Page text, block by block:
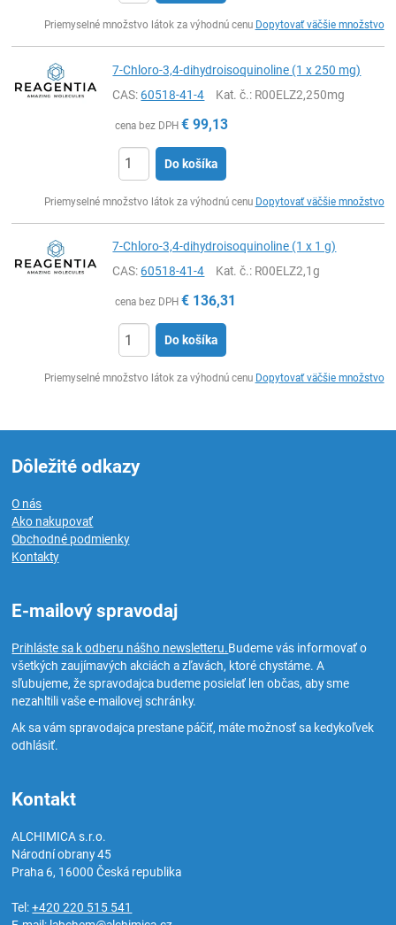
Priemyselné množstvo látok za výhodnú cenu Dopytovať väčšie množstvo
7-Chloro-3,4-dihydroisoquinoline (1 x 250 mg)
CAS:60518-41-4 Kat. č.: R00ELZ2,250mg
cena bez DPH € 99,13
Do košíka
Priemyselné množstvo látok za výhodnú cenu Dopytovať väčšie množstvo
7-Chloro-3,4-dihydroisoquinoline (1 x 1 g)
CAS:60518-41-4 Kat. č.: R00ELZ2,1g
cena bez DPH € 136,31
Do košíka
Priemyselné množstvo látok za výhodnú cenu Dopytovať väčšie množstvo
Dôležité odkazy
O nás
Ako nakupovať
Obchodné podmienky
Kontakty
E-mailový spravodaj
Prihláste sa k odberu nášho newsletteru.Budeme vás informovať o
všetkých zaujímavých akciách a zľavách, ktoré chystáme. A
sľubujeme, že spravodajca budeme posielať len občas, aby sme
nezahltili vaše e-mailovej schránky.
Ak sa vám spravodajca prestane páčiť, máte možnosť sa kedykoľvek
odhlásiť.
Kontakt
ALCHIMICA s.r.o.
Národní obrany 45
Praha 6, 16000Česká republika
Tel:+420 220 515 541